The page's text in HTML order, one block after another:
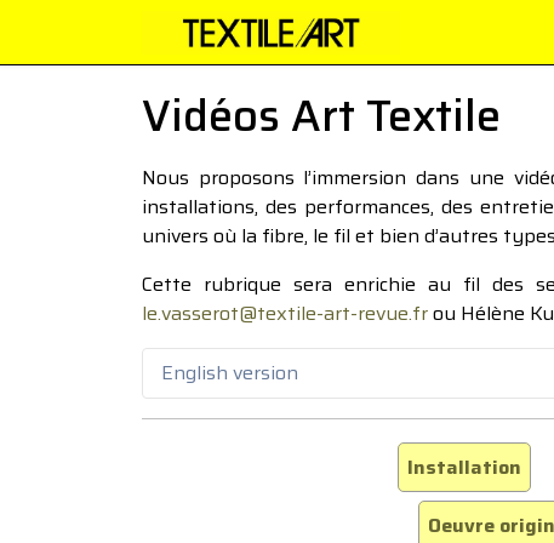
Vidéos Art Textile
Nous proposons l’immersion dans une
installations, des performances, des
univers où la fibre, le fil et bien d’autres
Cette rubrique sera enrichie au fil des
le.vasserot@textile-art-revue.frou Hélène
English version
Installation
Oeuvre